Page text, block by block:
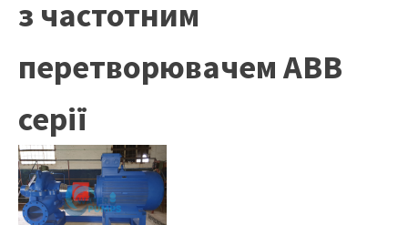
з частотним
перетворювачем АВВ
серії